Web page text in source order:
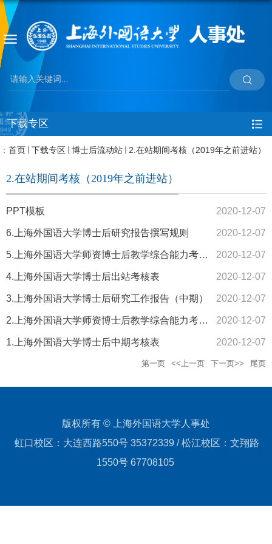
下载专区
首页 下载专区 博士后流动站 2.在站期间考核（2019年之前进站）
2.在站期间考核（2019年之前进站）
PPT模板 2020-12-07
6.上海外国语大学博士后研究报告撰写规则 2020-12-07
5.上海外国语大学师资博士后教学综合能力考核表（出站） 2020-12-07
4.上海外国语大学博士后出站考核表 2020-12-07
3.上海外国语大学博士后研究工作报告（中期） 2020-12-07
2.上海外国语大学师资博士后教学综合能力考核表（中期） 2020-12-07
1.上海外国语大学博士后中期考核表 2020-12-07
第一页 <<上一页 下一页>> 尾页
版权所有 © 上海外国语大学人事处
虹口校区：大连西路550号 35372339 / 松江校区：文翔路
1550号 67708105